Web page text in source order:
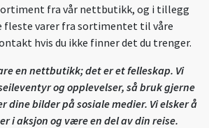
fra vår nettbutikk, og i tillegg
fleste varer fra sortimentet til våre
hvis du ikke finner det du trenger.
en nettbutikk; det er et felleskap. Vi
og opplevelser, så bruk gjerne
dine bilder på sosiale medier. Vi elsker å
i aksjon og være en del av din reise.